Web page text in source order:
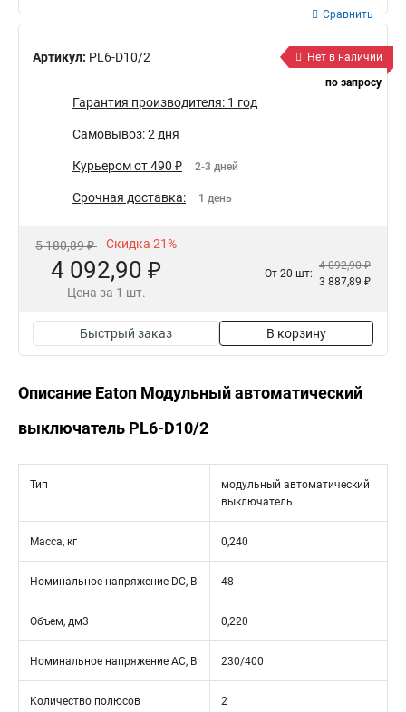
Артикул: PL6-D10/2
Сравнить
Нет в наличии
по запросу
Гарантия производителя: 1 год
Самовывоз: 2 дня
Курьером от 490 ₽ 2-3 дней
Срочная доставка: 1 день
5 180,89 ₽ Скидка 21%
4 092,90 ₽
Цена за 1 шт.
От 20 шт:
4 092,90 ₽
3 887,89 ₽
Быстрый заказ В корзину
Описание Eaton Модульный автоматический
выключатель PL6-D10/2
Тип
модульный автоматический
выключатель
Масса, кг 0,240
Номинальное напряжение DC, В 48
Объем, дм3 0,220
Номинальное напряжение АС, В 230/400
Количество полюсов 2